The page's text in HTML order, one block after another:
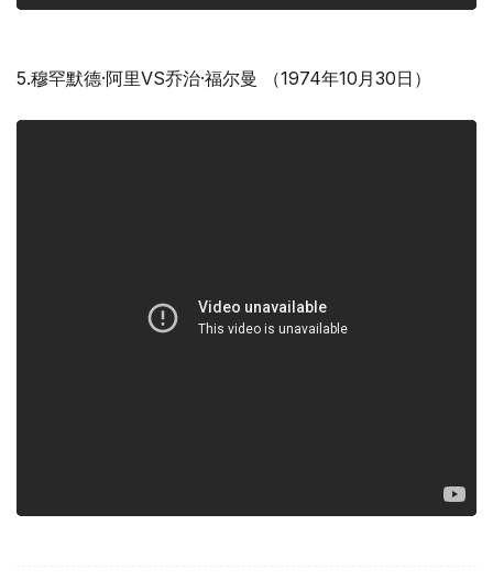
5.穆罕默德·阿里VS乔治·福尔曼 （1974年10月30日）